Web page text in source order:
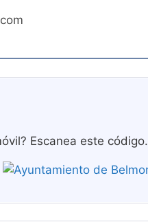
Escanea este código.